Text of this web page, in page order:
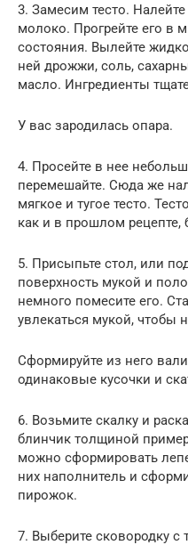
3. Замесим тесто.
молоко. Прогрейте его в
состояния. Вылейте
ней дрожжи, соль,
масло. Ингредиенты
У вас зародилась опара.
4. Просейте в нее
перемешайте. Сюда же
мягкое и тугое тесто.
как и в прошлом рецепте,
5. Присыпьте стол, или
поверхность мукой и
немного помесите его.
увлекаться мукой, чтобы
Сформируйте из него
одинаковые кусочки и
6. Возьмите скалку и
блинчик толщиной
можно сформировать
них наполнитель и
пирожок.
7. Выберите сковородку